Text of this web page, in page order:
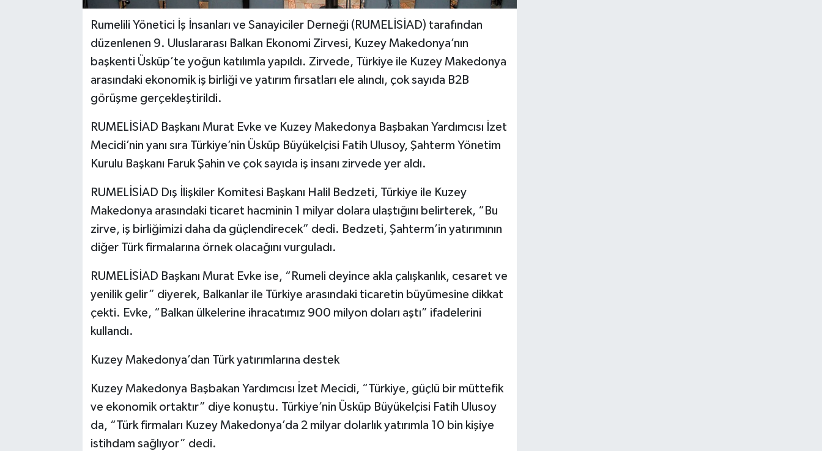
Rumelili Yönetici İş İnsanları ve Sanayiciler Derneği (RUMELİSİAD) tarafından
düzenlenen 9. Uluslararası Balkan Ekonomi Zirvesi, Kuzey Makedonya’nın
başkenti Üsküp’te yoğun katılımla yapıldı. Zirvede, Türkiye ile Kuzey Makedonya
arasındaki ekonomik iş birliği ve yatırım fırsatları ele alındı, çok sayıda B2B
görüşme gerçekleştirildi.
RUMELİSİAD Başkanı Murat Evke ve Kuzey Makedonya Başbakan Yardımcısı İzet
Mecidi’nin yanı sıra Türkiye’nin Üsküp Büyükelçisi Fatih Ulusoy, Şahterm Yönetim
Kurulu Başkanı Faruk Şahin ve çok sayıda iş insanı zirvede yer aldı.
RUMELİSİAD Dış İlişkiler Komitesi Başkanı Halil Bedzeti, Türkiye ile Kuzey
Makedonya arasındaki ticaret hacminin 1 milyar dolara ulaştığını belirterek, “Bu
zirve, iş birliğimizi daha da güçlendirecek” dedi. Bedzeti, Şahterm’in yatırımının
diğer Türk firmalarına örnek olacağını vurguladı.
RUMELİSİAD Başkanı Murat Evke ise, “Rumeli deyince akla çalışkanlık, cesaret ve
yenilik gelir” diyerek, Balkanlar ile Türkiye arasındaki ticaretin büyümesine dikkat
çekti. Evke, “Balkan ülkelerine ihracatımız 900 milyon doları aştı” ifadelerini
kullandı.
Kuzey Makedonya’dan Türk yatırımlarına destek
Kuzey Makedonya Başbakan Yardımcısı İzet Mecidi, “Türkiye, güçlü bir müttefik
ve ekonomik ortaktır” diye konuştu. Türkiye’nin Üsküp Büyükelçisi Fatih Ulusoy
da, “Türk firmaları Kuzey Makedonya’da 2 milyar dolarlık yatırımla 10 bin kişiye
istihdam sağlıyor” dedi.